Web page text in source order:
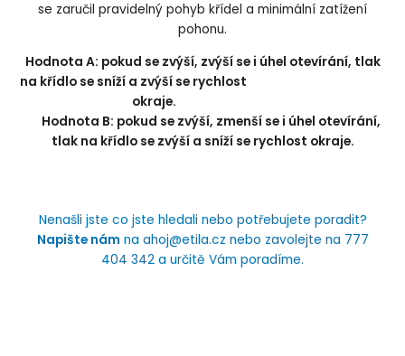
se zaručil pravidelný pohyb křídel a minimální zatížení
pohonu.
Hodnota A: pokud se zvýší, zvýší se i úhel otevírání, tlak
na křídlo se sníží a zvýší se rychlost
okraje.
Hodnota B: pokud se zvýší, zmenší se i úhel otevírání,
tlak na křídlo se zvýší a sníží se rychlost okraje.
Nenašli jste co jste hledali nebo potřebujete poradit?
Napište nám na ahoj@etila.cz nebo zavolejte na 777
404 342 a určitě Vám poradíme.